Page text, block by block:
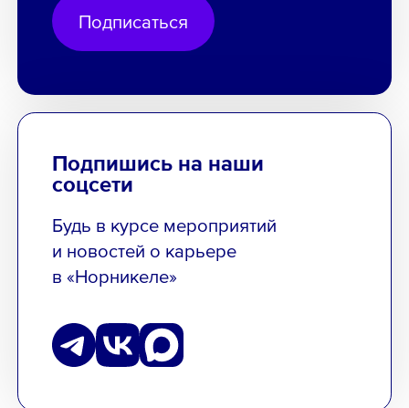
Подписаться
Подпишись на наши
соцсети
Будь в курсе мероприятий
и новостей о карьере
в «Норникеле»